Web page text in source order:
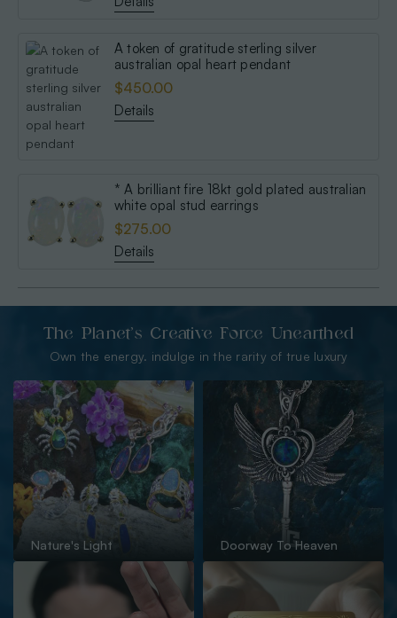
A token of gratitude sterling silver
australian opal heart pendant
$450.00
Details
* A brilliant fire 18kt gold plated australian
white opal stud earrings
$275.00
Details
The Planet’s Creative Force Unearthed
Own the energy. indulge in the rarity of true luxury
Nature's Light Doorway To Heaven